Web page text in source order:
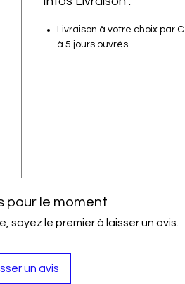
Livraison à votre choix par
à 5 jours ouvrés.
pour le moment
le premier à laisser un avis.
un avis